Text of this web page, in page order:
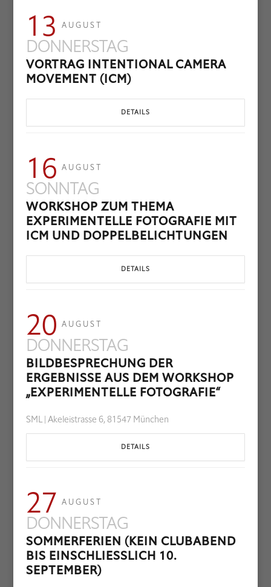
13 AUGUST
DONNERSTAG
VORTRAG INTENTIONAL CAMERA
MOVEMENT (ICM)
DETAILS
16 AUGUST
SONNTAG
WORKSHOP ZUM THEMA
EXPERIMENTELLE FOTOGRAFIE MIT
ICM UND DOPPELBELICHTUNGEN
DETAILS
20 AUGUST
DONNERSTAG
BILDBESPRECHUNG DER
ERGEBNISSE AUS DEM WORKSHOP
„EXPERIMENTELLE FOTOGRAFIE“
SML | Akeleistrasse 6, 81547 München
DETAILS
27 AUGUST
DONNERSTAG
SOMMERFERIEN (KEIN CLUBABEND
BIS EINSCHLIESSLICH 10. S
EPTEMBER)